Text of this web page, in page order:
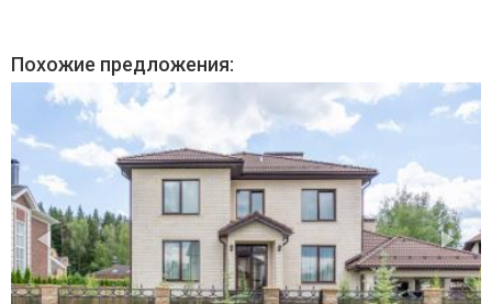
Похожие предложения: